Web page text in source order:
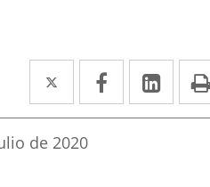
Twitter
Enlace
a
una
Facebook
Enlace
a
a
de 2020